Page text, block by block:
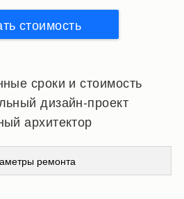
стоимость
сроки и стоимость
дизайн-проект
архитектор
ремонта